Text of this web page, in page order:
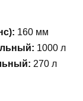
160 мм
1000 л
270 л